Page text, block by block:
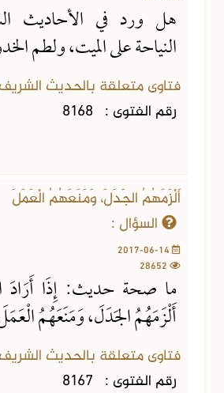
هل ورد في الأحاديث
النياحة على الميت، ولطم
فتاوى متعلقة بالحديث
رقم الفتوى : 8168
أَلْزَمَهُمُ الجَدَلَ، وَمَنَعَهُمُ الْعَمَلَ
السؤال :
ما صحة حديث: إِذَا أَرَادَ
أَلْزَمَهُمُ الجَدَلَ، وَمَنَعَهُمُ
فتاوى متعلقة بالحديث
رقم الفتوى : 8167